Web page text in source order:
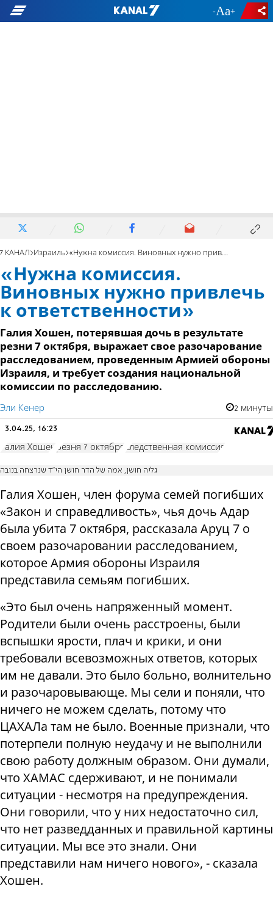
- +
7 КАНАЛ Израиль «Нужна комиссия. Виновных нужно привлечь к ответственности»
«Нужна комиссия.
Виновных нужно привлечь
к ответственности»
Галия Хошен, потерявшая дочь в результате
резни 7 октября, выражает свое разочарование
расследованием, проведенным Армией обороны
Израиля, и требует создания национальной
комиссии по расследованию.
Эли Кенер 2 минуты
3.04.25, 16:23
Галия Хошен резня 7 октября следственная комиссия
גליה חושן, אמה של הדר חושן הי״ד שנרצחה בנובה
Галия Хошен, член форума семей погибших
«Закон и справедливость», чья дочь Адар
была убита 7 октября, рассказала Аруц 7 о
своем разочаровании расследованием,
которое Армия обороны Израиля
представила семьям погибших.
«Это был очень напряженный момент.
Родители были очень расстроены, были
вспышки ярости, плач и крики, и они
требовали всевозможных ответов, которых
им не давали. Это было больно, волнительно
и разочаровывающе. Мы сели и поняли, что
ничего не можем сделать, потому что
ЦАХАЛа там не было. Военные признали, что
потерпели полную неудачу и не выполнили
свою работу должным образом. Они думали,
что ХАМАС сдерживают, и не понимали
ситуации - несмотря на предупреждения.
Они говорили, что у них недостаточно сил,
что нет разведданных и правильной картины
ситуации. Мы все это знали. Они
представили нам ничего нового», - сказала
Хошен.